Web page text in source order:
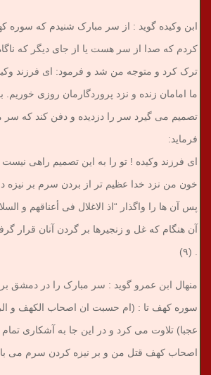
ابن وکیده گوید : از سر مبارک شنیدم که
کردم که صدا از سر هست یا از جای دیگر که
ترک کرد و متوجه من شد و فرمود: ای فرزند
ما امامان زنده و نزد پروردگارمان روزی خوریم.
تصمیم می گیرد سر را دزدیده و دفن کند که سر
فرماید:
ای فرزند وکیده ! تو را به این تصمیم راهی نیست
خون من نزد خدا عظیم تر از بردن سرم بر نیزه
آن هنگام که غل و زنجیرها بر گردن آنان قرار
. (۹)
منهال ابن عمرو گوید : سر مبارک را در دمشق بر
سوره کهف تا : (ام حسبت ان اصحاب الکهف و
عجبا) تلاوت می کرد و در این جا به آشکاری
اصحاب کهف قتل من و بر نیزه کردن سرم می